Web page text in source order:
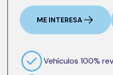
ME INTERESA
Vehículos 100%